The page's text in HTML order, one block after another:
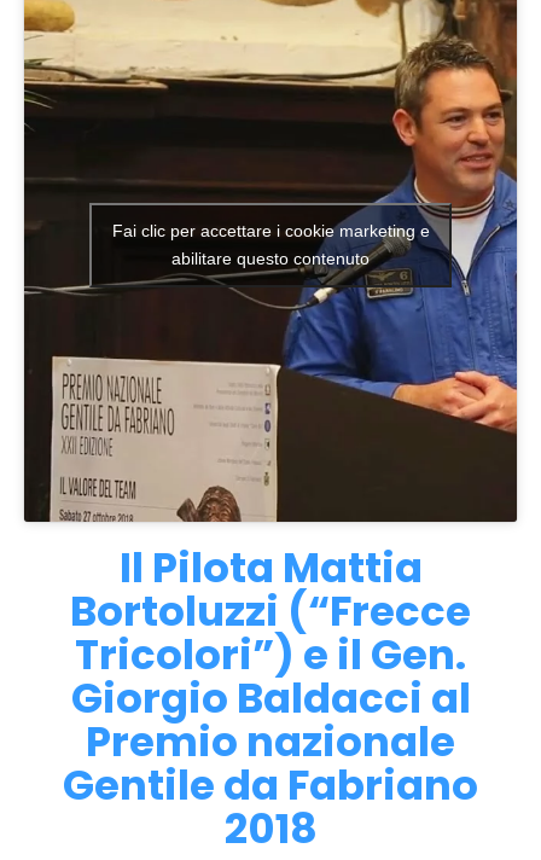
Fai clic per accettare i cookie marketing e
abilitare questo contenuto
Il Pilota Mattia
Bortoluzzi (“Frecce
Tricolori”) e il Gen.
Giorgio Baldacci al
Premio nazionale
Gentile da Fabriano
2018